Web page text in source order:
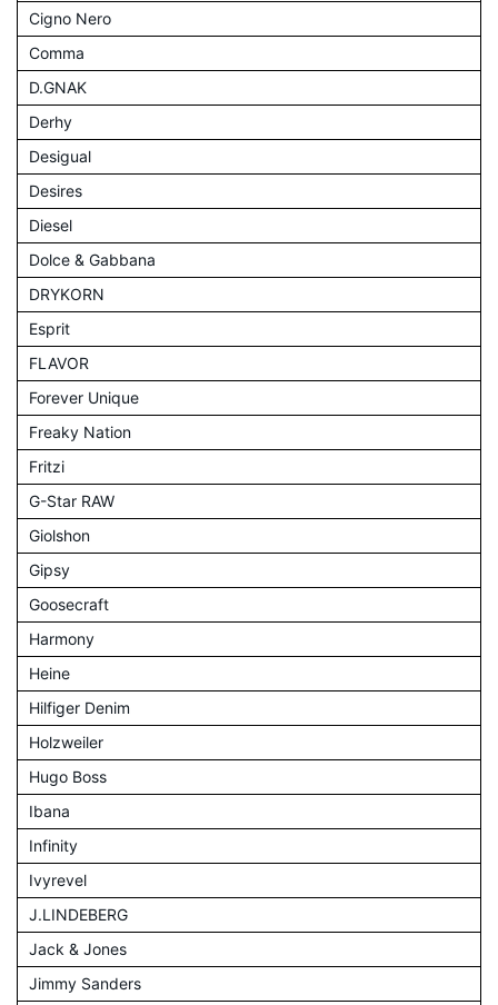
Cigno Nero
Comma
D.GNAK
Derhy
Desigual
Desires
Diesel
Dolce & Gabbana
DRYKORN
Esprit
FLAVOR
Forever Unique
Freaky Nation
Fritzi
G-Star RAW
Giolshon
Gipsy
Goosecraft
Harmony
Heine
Hilfiger Denim
Holzweiler
Hugo Boss
Ibana
Infinity
Ivyrevel
J.LINDEBERG
Jack & Jones
Jimmy Sanders